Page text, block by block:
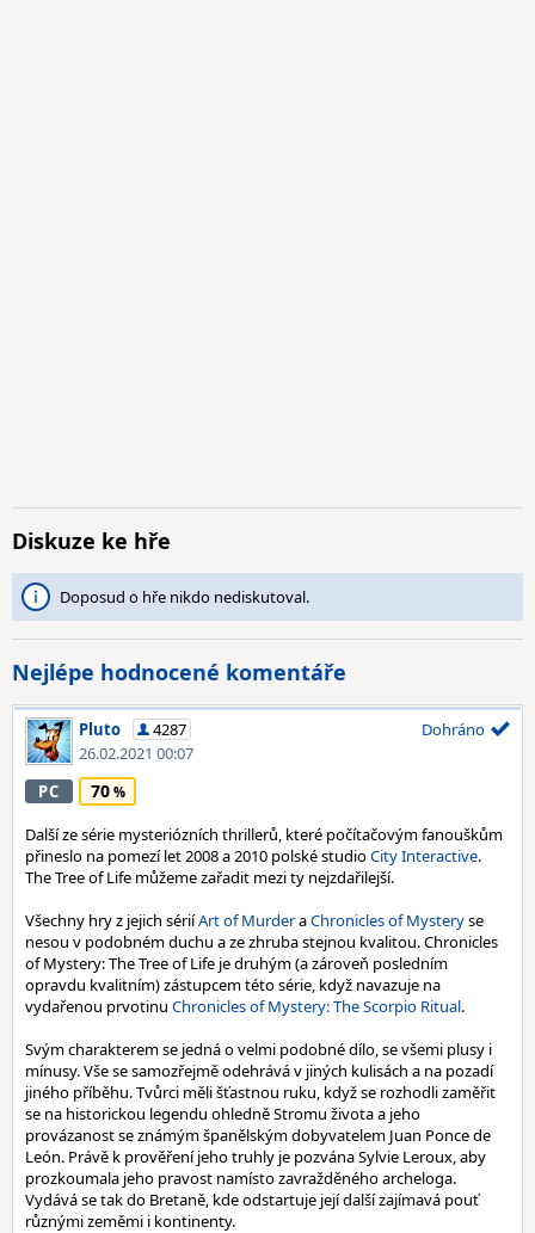
Diskuze ke hře
Doposud o hře nikdo nediskutoval.
Nejlépe hodnocené komentáře
Pluto
4287
26.02.2021 00:07
Dohráno
PC 70
Další ze série mysteriózních thrillerů, které počítačovým fanouškům
přineslo na pomezí let 2008 a 2010 polské studioCity Interactive.
The Tree of Life můžeme zařadit mezi ty nejzdařilejší.
Všechny hry z jejich sériíArt of MurderaChronicles of Mysteryse
nesou v podobném duchu a ze zhruba stejnou kvalitou. Chronicles
of Mystery: The Tree of Life je druhým (a zároveň posledním
opravdu kvalitním) zástupcem této série, když navazuje na
vydařenou prvotinu Chronicles of Mystery: The Scorpio Ritual.
Svým charakterem se jedná o velmi podobné dílo, se všemi plusy i
mínusy. Vše se samozřejmě odehrává v jiných kulisách a na pozadí
jiného příběhu. Tvůrci měli šťastnou ruku, když se rozhodli zaměřit
se na historickou legendu ohledně Stromu života a jeho
provázanost se známým španělským dobyvatelem Juan Ponce de
León. Právě k prověření jeho truhly je pozvána Sylvie Leroux, aby
prozkoumala jeho pravost namísto zavražděného archeloga.
Vydává se tak do Bretaně, kde odstartuje její další zajímavá pouť
různými zeměmi i kontinenty.